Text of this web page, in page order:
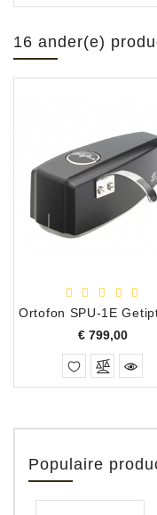
16 ander(e)
€ 799,00Prijs
Populaire